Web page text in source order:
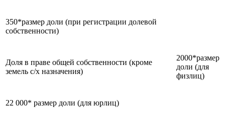
350*размер доли (при регистрации долевой
собственности)
Доля в праве общей собственности (кроме
земель с/х назначения)
2000*размер
доли (для
физлиц)
22 000* размер доли (для юрлиц)